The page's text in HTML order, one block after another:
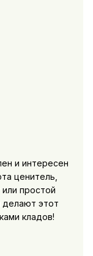
и интересен
ценитель,
простой
делают этот
кладов!